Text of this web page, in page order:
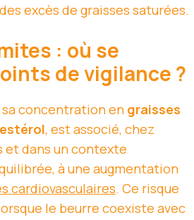
excès de graisses saturées.
: où se
de vigilance ?
sa concentration en graisses
, est associé, chez
et dans un contexte
à une augmentation
cardiovasculaires. Ce risque
le beurre coexiste avec